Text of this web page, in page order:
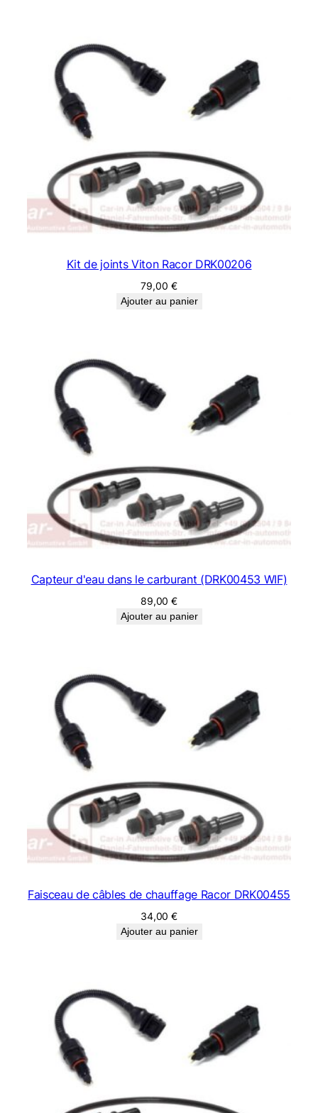
Kit de joints Viton Racor DRK00206
79,00 €
Ajouter au panier
Capteur d'eau dans le carburant (DRK00453 WIF)
89,00€
Ajouter au panier
Faisceau de câbles de chauffage Racor DRK00455
34,00€
Ajouter au panier